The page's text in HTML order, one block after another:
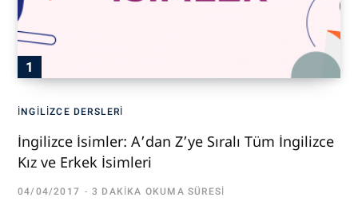
İNGILIZCE DERSLERI
İngilizce İsimler: A’dan Z’ye Sıralı Tüm İngilizce
Kız ve Erkek İsimleri
04/04/2017 3 DAKIKA OKUMA SÜRESI